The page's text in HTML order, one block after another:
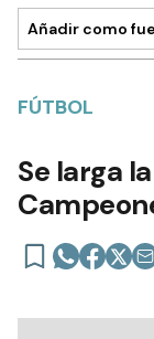
Añadir como
FÚTBOL
Se larga